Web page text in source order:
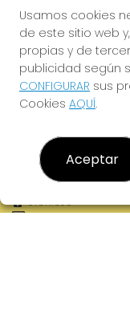
REDES SOCIALES
CONTACTO
ADMINISTRACION
OFICIAL: 46380
973711695
Clica aquí para
973711695
info@laperlador.es
Usamos cookies
de este sitio web
propias y de
publicidad según
CONFIGURAR sus
Cookies AQUÍ.
Aceptar